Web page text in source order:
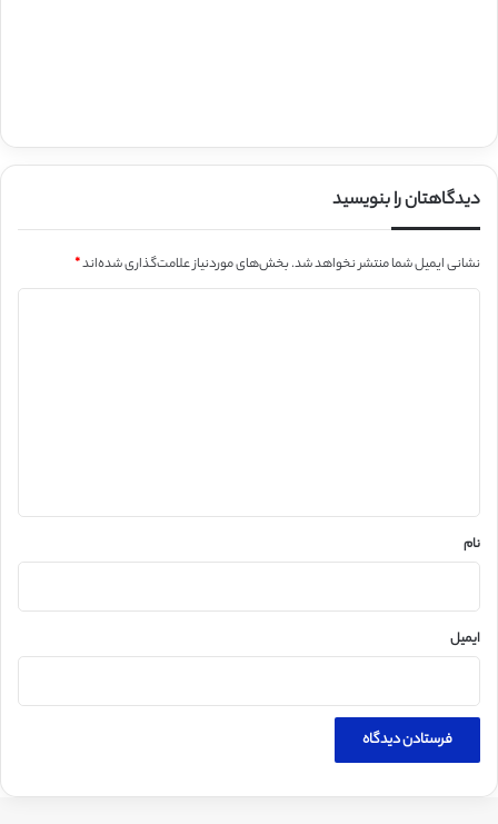
دیدگاهتان را بنویسید
نشانی ایمیل شما منتشر نخواهد شد.بخش‌های موردنیاز علامت‌گذاری شده‌اند*
نام
ایمیل